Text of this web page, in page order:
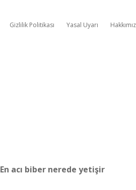
Gizlilik Politikası Yasal Uyarı
En acı biber nerede yetişir